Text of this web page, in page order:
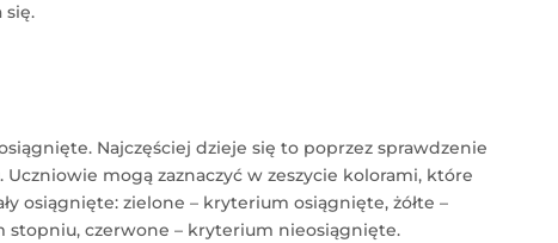
się.
Najczęściej dzieje się to poprzez sprawdzenie
mogą zaznaczyć w zeszycie kolorami, które
osiągnięte: zielone – kryterium osiągnięte, żółte –
czerwone – kryterium nieosiągnięte.